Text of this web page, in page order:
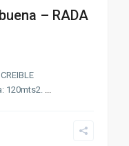
– RADA
120mts2.